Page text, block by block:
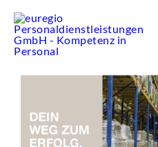
Inhalt
springen
BEWERBER